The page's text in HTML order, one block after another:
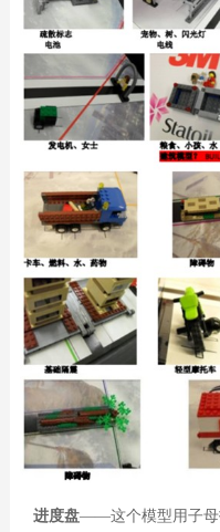
进度盘——这个模型用子母